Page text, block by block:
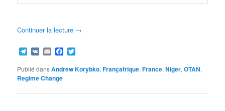
Continuer la lecture →
Telegram
VK EmailFacebook
Publié dansAndrew Korybko,Françafrique,France,Niger,OTAN,
Regime Change